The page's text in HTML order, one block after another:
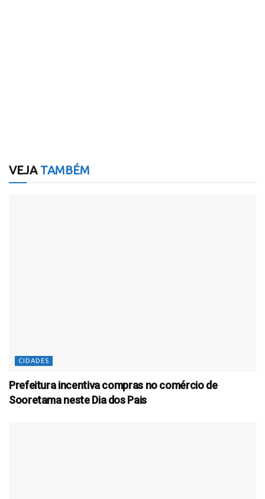
VEJATAMBÉM
CIDADES
Prefeitura incentiva compras no comércio de
Sooretama neste Dia dos Pais